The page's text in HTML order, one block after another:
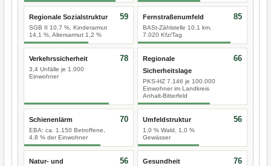
Regionale Sozialstruktur
SGB II 10,7 %, Kinderarmut
14,1 %, Altersarmut 1,2 %
59 Fernstraßenumfeld
BASt-Zählstelle 10,1 km,
7.020 Kfz/Tag
85
Verkehrssicherheit
3,4 Unfälle je 1.000
Einwohner
78
Regionale
Sicherheitslage
PKS-HZ 7.146 je 100.000
Einwohner im Landkreis
Anhalt-Bitterfeld
66
Schienenlärm
EBA: ca. 1.150 Betroffene,
4,8 % der Einwohner
70 Umfeldstruktur
1,0 % Wald, 1,0 %
Gewässer
56
Natur- und
56 Gesundheit 76